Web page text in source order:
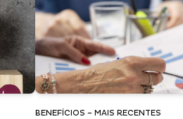
BENEFÍCIOS – MAIS RECENTES